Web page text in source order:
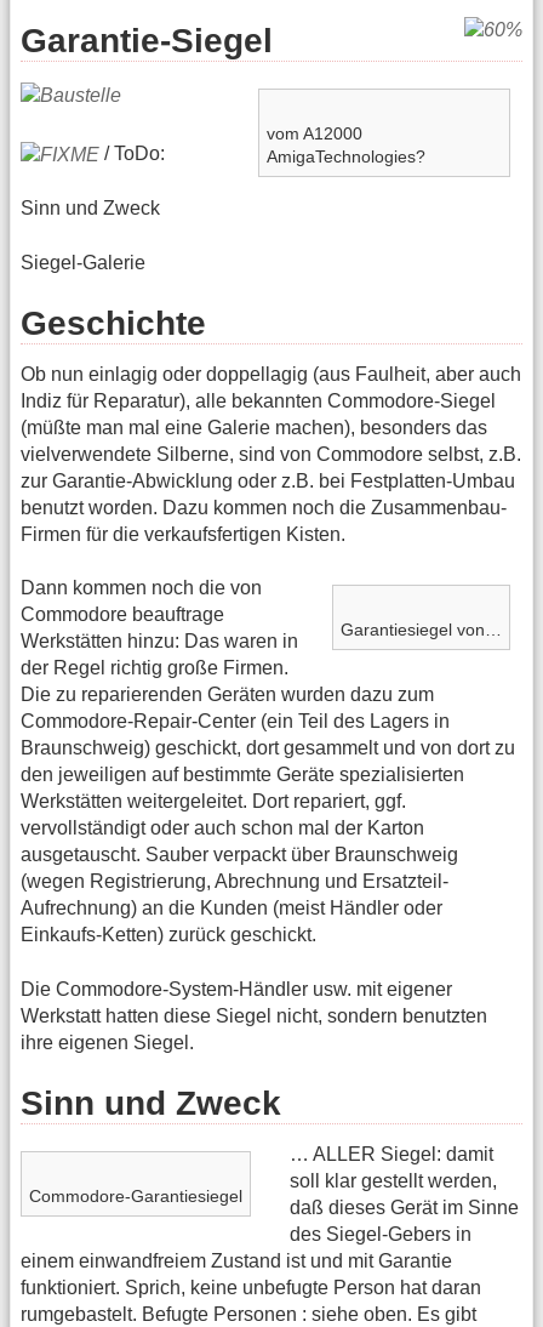
Garantie-Siegel
vom A12000
AmigaTechnologies?
/ ToDo:
Sinn und Zweck
Siegel-Galerie
Geschichte
Ob nun einlagig oder doppellagig (aus Faulheit, aber auch
Indiz für Reparatur), alle bekannten Commodore-Siegel
(müßte man mal eine Galerie machen), besonders das
vielverwendete Silberne, sind von Commodore selbst, z.B.
zur Garantie-Abwicklung oder z.B. bei Festplatten-Umbau
benutzt worden. Dazu kommen noch die Zusammenbau-
Firmen für die verkaufsfertigen Kisten.
Garantiesiegel von…
Dann kommen noch die von
Commodore beauftrage
Werkstätten hinzu: Das waren in
der Regel richtig große Firmen.
Die zu reparierenden Geräten wurden dazu zum
Commodore-Repair-Center (ein Teil des Lagers in
Braunschweig) geschickt, dort gesammelt und von dort zu
den jeweiligen auf bestimmte Geräte spezialisierten
Werkstätten weitergeleitet. Dort repariert, ggf.
vervollständigt oder auch schon mal der Karton
ausgetauscht. Sauber verpackt über Braunschweig
(wegen Registrierung, Abrechnung und Ersatzteil-
Aufrechnung) an die Kunden (meist Händler oder
Einkaufs-Ketten) zurück geschickt.
Die Commodore-System-Händler usw. mit eigener
Werkstatt hatten diese Siegel nicht, sondern benutzten
ihre eigenen Siegel.
Sinn und Zweck
Commodore-Garantiesiegel
… ALLER Siegel: damit
soll klar gestellt werden,
daß dieses Gerät im Sinne
des Siegel-Gebers in
einem einwandfreiem Zustand ist und mit Garantie
funktioniert. Sprich, keine unbefugte Person hat daran
rumgebastelt. Befugte Personen : siehe oben. Es gibt